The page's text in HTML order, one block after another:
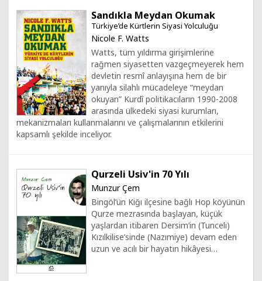
Sandıkla Meydan Okumak
Türkiye’de Kürtlerin Siyasi Yolculuğu
Nicole F. Watts
Watts, tüm yıldırma girişimlerine
rağmen siyasetten vazgeçmeyerek hem
devletin resmî anlayışına hem de bir
yanıyla silahlı mücadeleye “meydan
okuyan” Kurdî politikacıların 1990-2008
arasında ülkedeki siyasi kurumları,
mekanizmaları kullanmalarını ve çalışmalarının etkilerini
kapsamlı şekilde inceliyor.
Qurzeli Usiv'in 70 Yılı
Munzur Çem
Bingöl’ün Kiğı ilçesine bağlı Hop köyünün
Qurze mezrasında başlayan, küçük
yaşlardan itibaren Dersim’in (Tunceli)
Kızılkilise’sinde (Nazımiye) devam eden
uzun ve acılı bir hayatın hikâyesi…